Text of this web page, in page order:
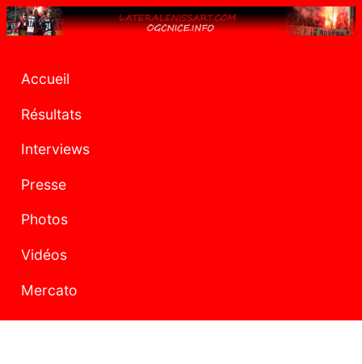
Accueil
Résultats
Interviews
Presse
Photos
Vidéos
Mercato